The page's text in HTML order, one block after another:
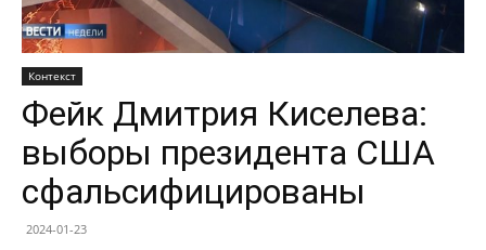
Контекст
Фейк Дмитрия Киселева:
выборы президента США
сфальсифицированы
2024-01-23